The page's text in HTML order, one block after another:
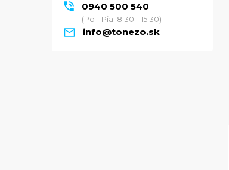
0940 500 540
(Po - Pia: 8:30 - 15:30)
info@tonezo.sk